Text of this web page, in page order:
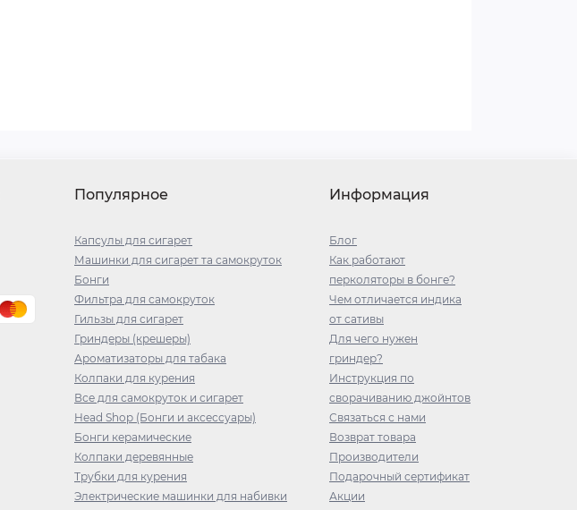
Популярное
Капсулы для сигарет
Машинки для сигарет та самокруток
Бонги
Фильтра для самокруток
Гильзы для сигарет
Гриндеры (крешеры)
Ароматизаторы для табака
Колпаки для курения
Все для самокруток и сигарет
Head Shop (Бонги и аксессуары)
Бонги керамические
Колпаки деревянные
Трубки для курения
Электрические машинки для набивки
Информация
Блог
Как работают
перколяторы в бонге?
Чем отличается индика
от сативы
Для чего нужен
гриндер?
Инструкция по
сворачиванию джойнтов
Связаться с нами
Возврат товара
Производители
Подарочный сертификат
Акции